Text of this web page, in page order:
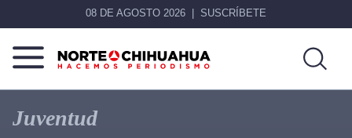
08 DE AGOSTO 2026 SUSCRÍBETE
Norte
De
Chihuahua
Más
que
noticias,
Juventud